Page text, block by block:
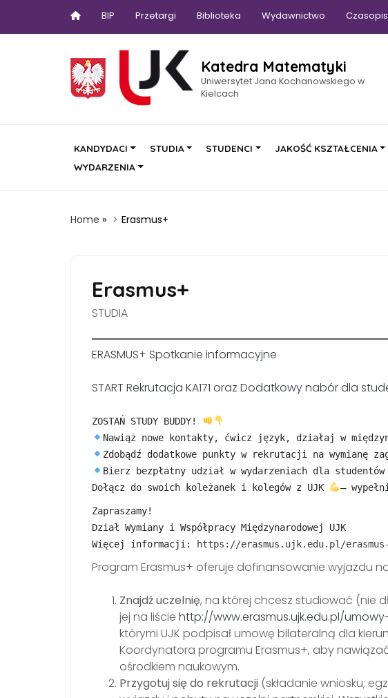
BIP Przetargi Biblioteka Wydawnictwo
Katedra Matematyki
Uniwersytet Jana Kochanowskiego w
Kielcach
KANDYDACI STUDIA STUDENCI JAKOŚĆ KSZTAŁCENIA
WYDARZENIA
Home » Erasmus+
Erasmus+
STUDIA
ERASMUS+ Spotkanie informacyjne
START Rekrutacja KA171 oraz Dodatkowy nabór dla
ZOSTAŃ STUDY BUDDY!
Nawiąż nowe kontakty, ćwicz język, działaj w
Zdobądź dodatkowe punkty w rekrutacji na wymianę
Bierz bezpłatny udział w wydarzeniach dla
Dołącz do swoich koleżanek i kolegów z UJK
–
𝚉𝚊𝚙𝚛𝚊𝚜𝚣𝚊𝚖𝚢!
𝙳𝚣𝚒𝚊ł 𝚆𝚢𝚖𝚒𝚊𝚗𝚢 𝚒 𝚆𝚜𝚙ół𝚙𝚛𝚊𝚌𝚢 𝙼𝚒ę𝚍𝚣𝚢𝚗𝚊𝚛𝚘𝚍𝚘𝚠𝚎𝚓 𝚄𝙹𝙺
Więcej informacji:
https://erasmus.ujk.edu.pl/
Program Erasmus+ oferuje dofinansowanie wyjazdu
Znajdź uczelnię, na której chcesz studiować (nie
jej na liście http://www.erasmus.ujk.edu.pl/
którymi UJK podpisał umowę bilateralną dla
Koordynatora programu Erasmus+, aby
ośrodkiem naukowym.
Przygotuj się do rekrutacji (składanie wniosku;